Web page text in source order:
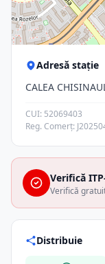
Adresă stație
CALEA
CUI: 52069403
Reg. Comerț:
Verifică
Verifică
Distribuie